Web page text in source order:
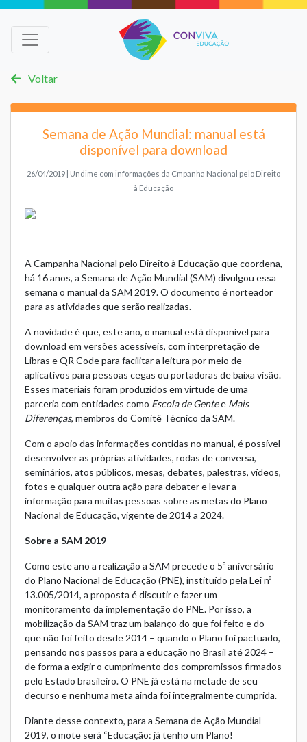
Voltar
Semana de Ação Mundial: manual está
disponível para download
26/04/2019 | Undime com informações da Cmpanha Nacional pelo Direito
à Educação
A Campanha Nacional pelo Direito à Educação que coordena,
há 16 anos, a Semana de Ação Mundial (SAM) divulgou essa
semana o manual da SAM 2019. O documento é norteador
para as atividades que serão realizadas.
A novidade é que, este ano, o manual está disponível para
download em versões acessíveis, com interpretação de
Libras e QR Code para facilitar a leitura por meio de
aplicativos para pessoas cegas ou portadoras de baixa visão.
Esses materiais foram produzidos em virtude de uma
parceria com entidades como Escola de Gentee Mais
Diferenças, membros do Comitê Técnico da SAM.
Com o apoio das informações contidas no manual, é possível
desenvolver as próprias atividades, rodas de conversa,
seminários, atos públicos, mesas, debates, palestras, vídeos,
fotos e qualquer outra ação para debater e levar a
informação para muitas pessoas sobre as metas do Plano
Nacional de Educação, vigente de 2014 a 2024.
Sobre a SAM 2019
Como este ano a realização a SAM precede o 5º aniversário
do Plano Nacional de Educação (PNE), instituído pela Lei nº
13.005/2014, a proposta é discutir e fazer um
monitoramento da implementação do PNE. Por isso, a
mobilização da SAM traz um balanço do que foi feito e do
que não foi feito desde 2014 – quando o Plano foi pactuado,
pensando nos passos para a educação no Brasil até 2024 –
de forma a exigir o cumprimento dos compromissos firmados
pelo Estado brasileiro. O PNE já está na metade de seu
decurso e nenhuma meta ainda foi integralmente cumprida.
Diante desse contexto, para a Semana de Ação Mundial
2019, o mote será “Educação: já tenho um Plano!